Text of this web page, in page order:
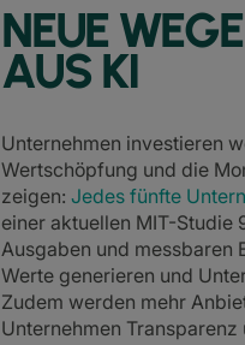
NEUE
AUS KI
Unternehmen investieren
Wertschöpfung und die
zeigen: Jedes fünfte
einer aktuellen MIT-Studie
Ausgaben und messbaren
Werte generieren und
Zudem werden mehr
Unternehmen